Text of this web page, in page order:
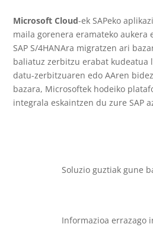
Microsoft Cloud-ek SAPeko
maila gorenera eramateko aukera
SAP S/4HANAra migratzen ari
baliatuz zerbitzu erabat kudeatua
datu-zerbitzuaren edo AAren
bazara, Microsoftek hodeiko
integrala eskaintzen du zure SAP
Soluzio guztiak gune
Informazioa errazago